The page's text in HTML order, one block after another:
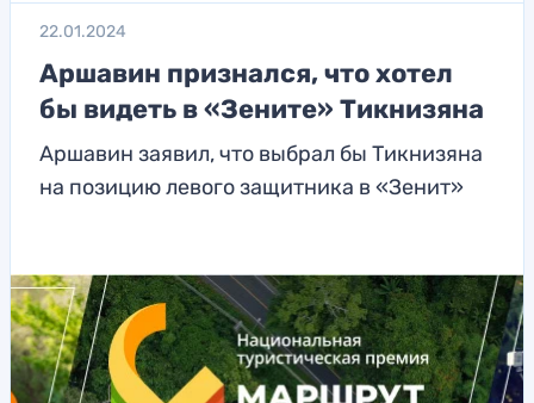
22.01.2024
Аршавин признался, что хотел
бы видеть в «Зените» Тикнизяна
Аршавин заявил, что выбрал бы Тикнизяна
на позицию левого защитника в «Зенит»